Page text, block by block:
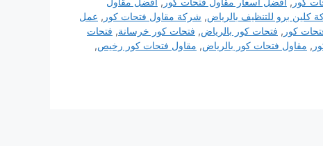
كلين برو للتنظيف بالرياض, شركة مقاول فتحات كور , عمل
كور , فتحات كور بالرياض, فتحات كور خرسانة, فتحات
, مقاول فتحات كور بالرياض, مقاول فتحات كور رخيص,